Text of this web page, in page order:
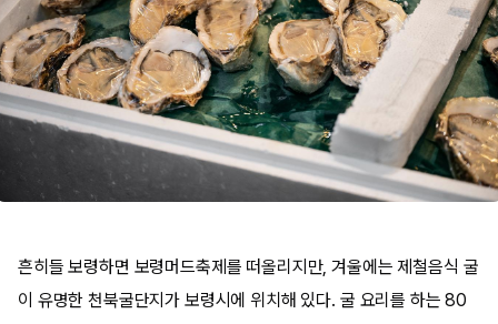
흔히들 보령하면 보령머드축제를 떠올리지만, 겨울에는 제철음식 굴
이 유명한 천북굴단지가 보령시에 위치해 있다. 굴 요리를 하는 80